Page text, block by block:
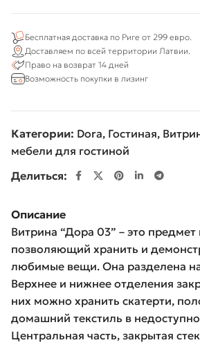
Бесплатная доставка по Риге от 299 евро.
Доставляем по всей территории Латвии.
Право на возврат 14 дней
Возможность покупки в лизинг
Категории: Dora, Гостиная,
мебели для гостиной
Делиться:
Описание
Витрина “Дора 03” – это
позволяющий хранить и
любимые вещи. Она разделена
Верхнее и нижнее отделения
них можно хранить скатерти,
домашний текстиль в
Центральная часть, закрытая